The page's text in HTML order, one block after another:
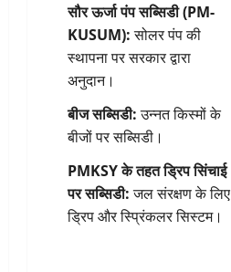
सौर ऊर्जा पंप सब्सिडी (PM-
KUSUM):सोलर पंप की
स्थापना पर सरकार द्वारा
अनुदान।
बीज सब्सिडी:उन्नत किस्मों के
बीजों पर सब्सिडी।
PMKSY के तहत ड्रिप सिंचाई
पर सब्सिडी:जल संरक्षण के लिए
ड्रिप और स्प्रिंकलर सिस्टम।